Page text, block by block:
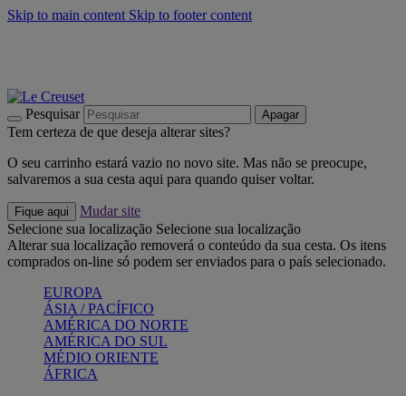
Skip to main content Skip to footer content
Pesquisar Apagar
Tem certeza de que deseja alterar sites?
O seu carrinho estará vazio no novo site. Mas não se preocupe,
salvaremos a sua cesta aqui para quando quiser voltar.
Fique aqui
Mudar site
Selecione sua localização Selecione sua localização
Alterar sua localização removerá o conteúdo da sua cesta. Os itens
comprados on-line só podem ser enviados para o país selecionado.
EUROPA
ÁSIA / PACÍFICO
AMÉRICA DO NORTE
AMÉRICA DO SUL
MÉDIO ORIENTE
ÁFRICA